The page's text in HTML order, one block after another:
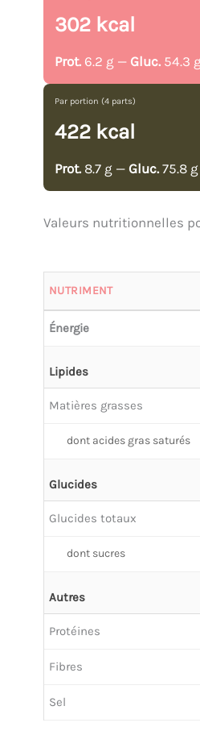
302 kcal
Prot. 6.2 g — Gluc. 54.3
Par portion (4 parts)
422 kcal
Prot. 8.7 g — Gluc. 75.8
Valeurs nutritionnelles
NUTRIMENT
Énergie
Lipides
Matières grasses
dont acides gras saturés
Glucides
Glucides totaux
dont sucres
Autres
Protéines
Fibres
Sel